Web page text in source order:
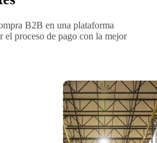
B2B en una plataforma
el proceso de pago con la mejor